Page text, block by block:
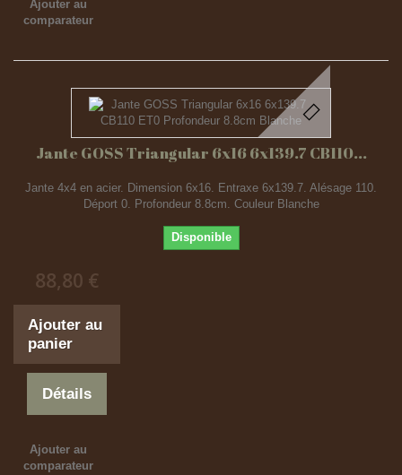
Ajouter au
comparateur
Jante GOSS Triangular 6x16 6x139.7 CB110...
Jante 4x4 en acier. Dimension 6x16. Entraxe 6x139.7. Alésage 110.
Déport 0. Profondeur 8.8cm. Couleur Blanche
Disponible
88,80 €
Ajouter au
panier
Détails
Ajouter au
comparateur